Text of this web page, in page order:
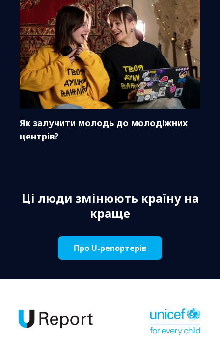
Як залучити молодь до молодіжних
центрів?
Ці люди змінюють країну на
краще
Про U-репортерів